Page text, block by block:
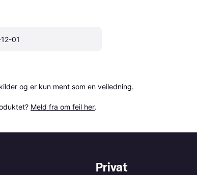
01
og er kun ment som en veiledning.
Meld fra om feil her.
Privat